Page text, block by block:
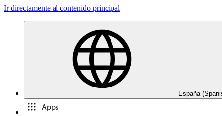
Ir directamente al contenido principal
España
Apps